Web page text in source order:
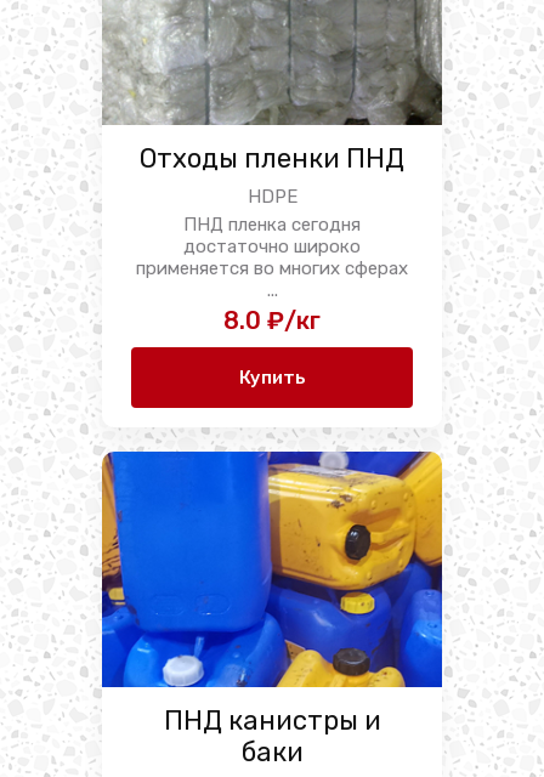
Отходы пленки ПНД
HDPE
ПНД пленка сегодня
достаточно широко
применяется во многих сферах
...
8.0 ₽/кг
Купить
ПНД канистры и
баки